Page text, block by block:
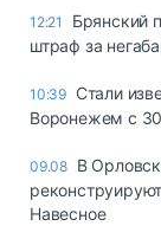
12:21
Брянский
штраф за
10:39 Стали
Воронежем с
09.08 В
Навесное